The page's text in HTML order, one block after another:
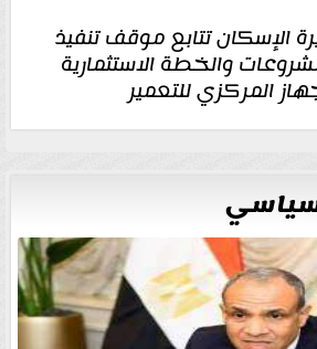
الإسكان تتابع موقف تنفيذ
والخطة الاستثمارية
المركزي للتعمير